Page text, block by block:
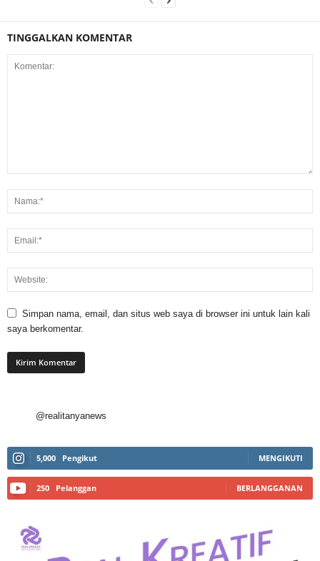
TINGGALKAN KOMENTAR
Simpan nama, email, dan situs web saya di browser ini untuk lain kali
saya berkomentar.
@realitanyanews
5,000 Pengikut MENGIKUTI
250 Pelanggan BERLANGGANAN